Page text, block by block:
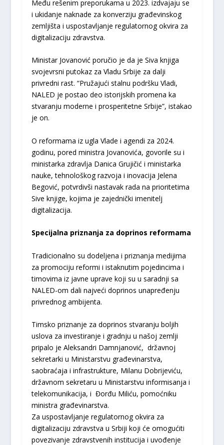
Među rešenim preporukama u 2023. izdvajaju se
i ukidanje naknade za konverziju građevinskog
zemljišta i uspostavljanje regulatornog okvira za
digitalizaciju zdravstva.
Ministar Jovanović poručio je da je Siva knjiga
svojevrsni putokaz za Vladu Srbije za dalji
privredni rast. “Pružajući stalnu podršku Vladi,
NALED je postao deo istorijskih promena ka
stvaranju moderne i prosperitetne Srbije”, istakao
je on.
O reformama iz ugla Vlade i agendi za 2024.
godinu, pored ministra Jovanovića, govorile su i
ministarka zdravlja Danica Grujičić i ministarka
nauke, tehnološkog razvoja i inovacija Jelena
Begović, potvrdivši nastavak rada na prioritetima
Sive knjige, kojima je zajednički imenitelj
digitalizacija.
Specijalna priznanja za doprinos reformama
Tradicionalno su dodeljena i priznanja medijima
za promociju reformi i istaknutim pojedincima i
timovima iz javne uprave koji su u saradnji sa
NALED-om dali najveći doprinos unapređenju
privrednog ambijenta.
Timsko priznanje za doprinos stvaranju boljih
uslova za investiranje i gradnju u našoj zemlji
pripalo je Aleksandri Damnjanović, državnoj
sekretarki u Ministarstvu građevinarstva,
saobraćaja i infrastrukture, Milanu Dobrijeviću,
državnom sekretaru u Ministarstvu informisanja i
telekomunikacija, i Đorđu Miliću, pomoćniku
ministra građevinarstva.
Za uspostavljanje regulatornog okvira za
digitalizaciju zdravstva u Srbiji koji će omogućiti
povezivanje zdravstvenih institucija i uvođenje